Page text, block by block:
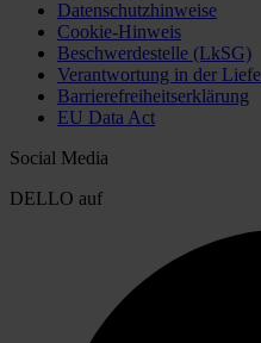
Datenschutzhinweise
Cookie-Hinweis
Beschwerdestelle (LkSG)
Verantwortung in der
Barrierefreiheitserklärung
EU Data Act
Social Media
DELLO auf